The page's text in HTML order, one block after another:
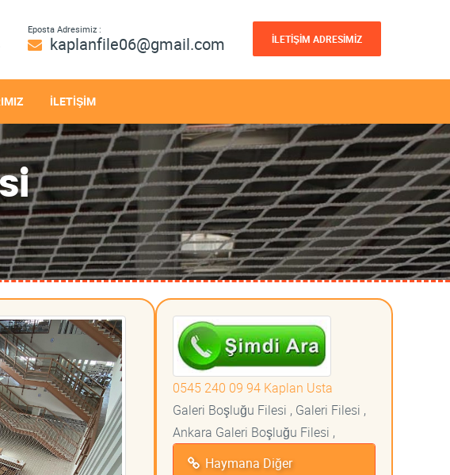
Eposta Adresimiz :
kaplanfile06@gmail.com İLETİŞİM ADRESİMİZ
İLETİŞİM
0545 240 09 94 Kaplan Usta
Galeri Boşluğu Filesi , Galeri Filesi ,
Ankara Galeri Boşluğu Filesi ,
Haymana Diğer